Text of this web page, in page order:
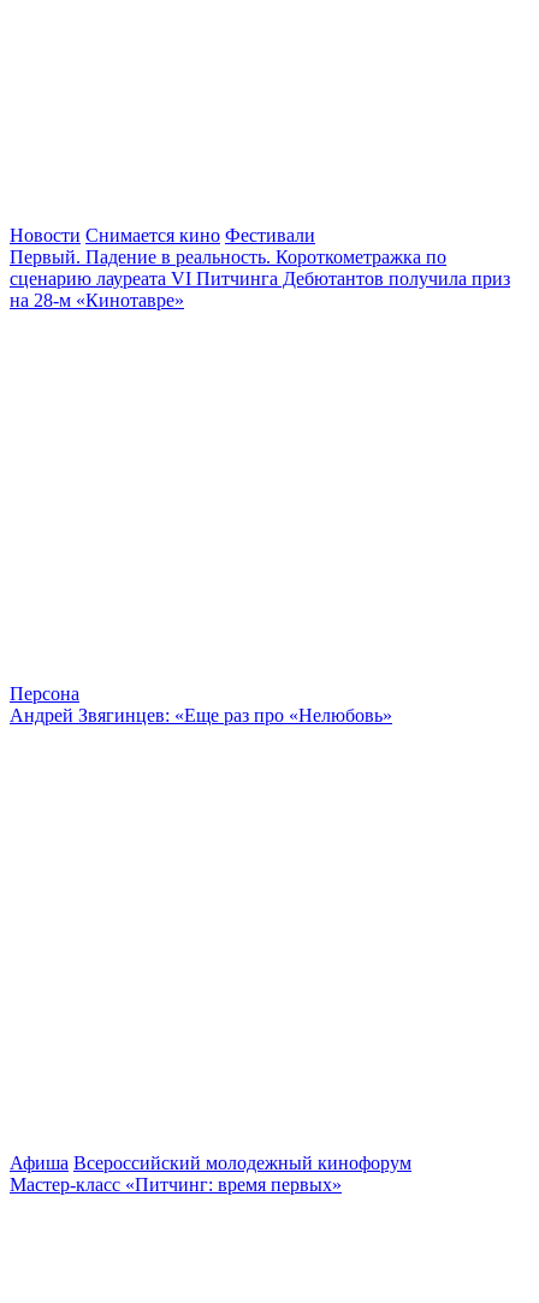
Новости Снимается кино Фестивали
Первый. Падение в реальность. Короткометражка по
сценарию лауреата VI Питчинга Дебютантов получила приз
на 28-м «Кинотавре»
Персона
Андрей Звягинцев: «Еще раз про «Нелюбовь»
Афиша Всероссийский молодежный кинофорум
Мастер-класс «Питчинг: время первых»